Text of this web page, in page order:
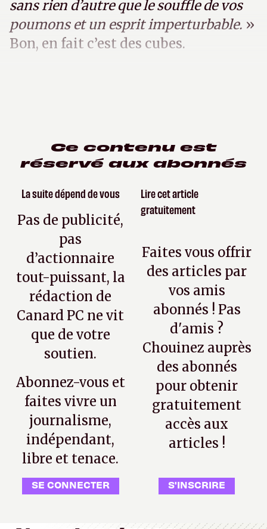
sans rien d’autre que le souffle de vos
poumons et un esprit imperturbable. »
Bon, en fait c’est des cubes.
Ce contenu est
réservé aux abonnés
La suite dépend de vous
Pas de publicité,
pas
d’actionnaire
tout-puissant, la
rédaction de
Canard PC ne vit
que de votre
soutien.
Abonnez-vous et
faites vivre un
journalisme,
indépendant,
libre et tenace.
SE CONNECTER
Lire cet article
gratuitement
Faites vous offrir
des articles par
vos amis
abonnés ! Pas
d'amis ?
Chouinez auprès
des abonnés
pour obtenir
gratuitement
accès aux
articles !
S'INSCRIRE